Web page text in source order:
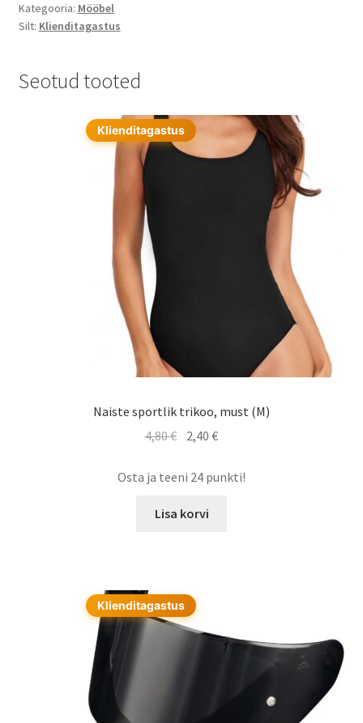
Kategooria: Mööbel
Silt: Klienditagastus
Seotud tooted
Klienditagastus
Naiste sportlik trikoo, must (M)
4,80€ Algne
oli:
2,40€Praegune
on:
Osta ja teeni 24 punkti!
Lisa korvi
Klienditagastus